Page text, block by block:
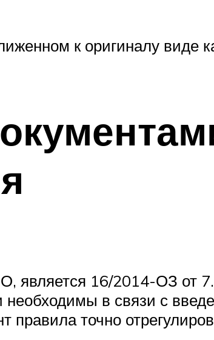
к оригиналу виде
является 16/2014-ОЗ от
в связи с
правила точно